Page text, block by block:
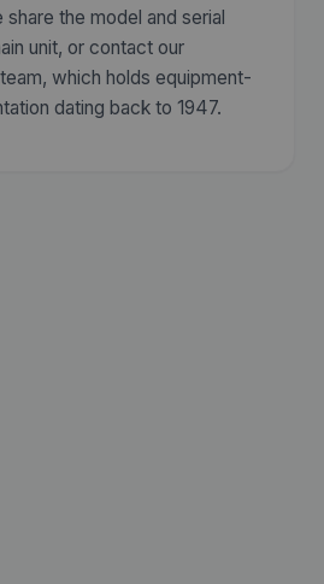
share the model and serial
unit, or contact our
which holds equipment-
dating back to 1947.